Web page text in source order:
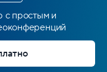
с простым и